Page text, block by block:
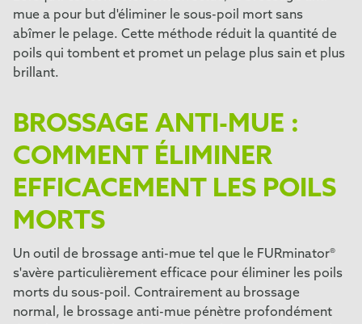
mue a pour but d'éliminer le sous-poil mort sans
abîmer le pelage. Cette méthode réduit la quantité de
poils qui tombent et promet un pelage plus sain et plus
brillant.
BROSSAGE ANTI-MUE :
COMMENT ÉLIMINER
EFFICACEMENT LES POILS
MORTS
Un outil de brossage anti-mue tel que le FURminator®
s'avère particulièrement efficace pour éliminer les poils
morts du sous-poil. Contrairement au brossage
normal, le brossage anti-mue pénètre profondément